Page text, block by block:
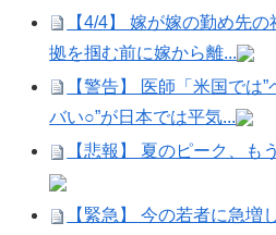
【4/4】 嫁が嫁の勤め先
拠を掴む前に嫁から離...
【警告】 医師「米国では
バい○”が日本では平気...
【悲報】 夏のピーク、も
【緊急】 今の若者に急増